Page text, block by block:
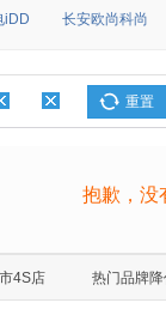
iDD
长安欧尚科尚
重置
抱歉，没
4S店 热门品牌